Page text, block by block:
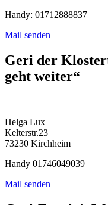
Handy: 01712888837
Mail senden
Geri der
geht weiter“
Helga Lux
Kelterstr.23
73230 Kirchheim
Handy 01746049039
Mail senden